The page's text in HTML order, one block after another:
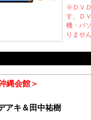
※ＤＶ
す。Ｄ
機・パ
りませ
縄会館＞
アキ＆田中祐樹